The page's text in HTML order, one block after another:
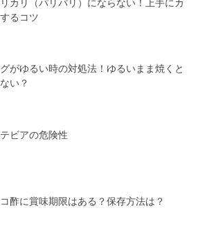
カリ（パリパリ）にならない！上手にカ
るコツ
がゆるい時の対処法！ゆるいまま焼くと
い？
ビアの危険性
酢に賞味期限はある？保存方法は？